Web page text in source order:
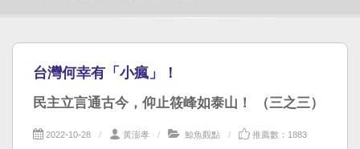
台灣何幸有「小瘋」！
民主立言通古今，仰止筱峰如泰山！ （三之三）
2022-10-28 黃澎孝 鯨魚觀點 推薦數：1883